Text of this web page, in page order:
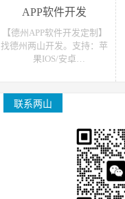
开发、网站建设开发等，网
站开发报价请联系我们
APP软件开发
【德州APP软件开发定制】
找德州两山开发。支持：苹
果IOS/安卓
APP、API开发、H5单页等
移动终端软件开发产品定
联系两山